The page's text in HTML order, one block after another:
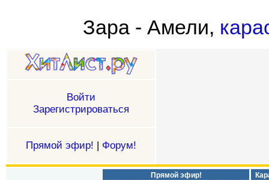
Зара - Амели,
Войти
Зарегистрироваться
Прямой эфир! | Форум!
Прямой эфир!